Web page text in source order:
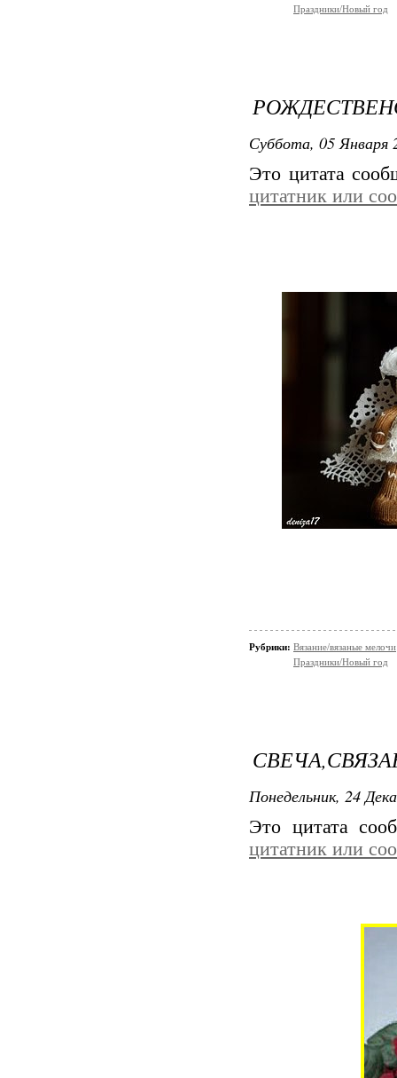
Праздники/Новый год
Суббота, 05 Января
Это цитата
цитатник или
Рубрики: Вязание/вязаные мелочи
Праздники/Новый год
Понедельник, 24
Это цитата
цитатник или